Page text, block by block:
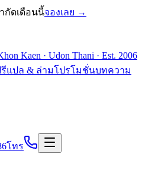
กัดเดือนนี้จองเลย →
Kaen · Udon Thani · Est. 2006
แปล & ล่ามโปรโมชั่นบทความ
โทร